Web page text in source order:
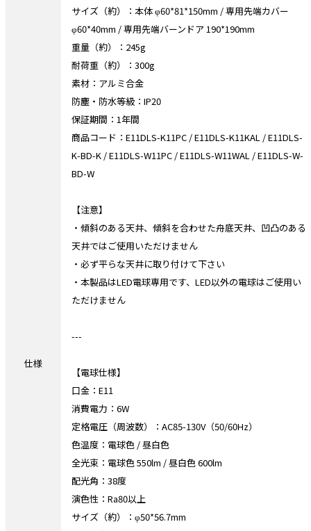
仕様
サイズ（約）：本体 φ60*81*150mm / 専用先端カバー
φ60*40mm / 専用先端バーンドア 190*190mm
重量（約）：245g
耐荷重（約）：300g
素材：アルミ合金
防塵・防水等級：IP20
保証期間：1年間
商品コード：E11DLS-K11PC / E11DLS-K11KAL / E11DLS-
K-BD-K / E11DLS-W11PC / E11DLS-W11WAL / E11DLS-W-
BD-W
【注意】
・傾斜のある天井、傾斜を合わせた舟底天井、凹凸のある
天井ではご使用いただけません
・必ず平らな天井に取り付けて下さい
・本製品はLED電球専用です、LED以外の電球はご使用い
ただけません
---
【電球仕様】
口金：E11
消費電力：6W
定格電圧（周波数）：AC85-130V（50/60Hz）
色温度：電球色 / 昼白色
全光束：電球色 550lm / 昼白色 600lm
配光角：38度
演色性：Ra80以上
サイズ（約）：φ50*56.7mm